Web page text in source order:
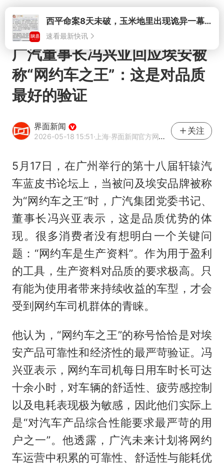
打开西平命案8天未破，玉米地里出现诡异一幕，我突然想起了欧金中
速看最新快讯
广汽董事长冯兴亚回应埃安被
称“网约车之王”：这是对品质
最好的验证
界面新闻
2026-05-18 15:51·上海·界面新闻官方网易号
关注
5月17日，在广州举行的第十八届轩辕汽
车蓝皮书论坛上，当被问及埃安品牌被称
为“网约车之王”时，广汽集团党委书记、
董事长冯兴亚表示，这是品质优势的体
现。很多消费者没有想明白一个关键问
题：“网约车是生产资料”。作为用于盈利
的工具，生产资料对品质的要求极高。只
有能为使用者带来持续收益的车型，才会
受到网约车司机群体的青睐。
他认为，“网约车之王”的称号恰恰是对埃
安产品可靠性和经济性的最严苛验证。冯
兴亚表示，网约车司机每日用车时长可达
十余小时，对车辆的舒适性、疲劳感控制
以及电耗表现极为敏感，因此他们实际上
是“对汽车产品综合性能要求最严苛的用
户之一”。他透露，广汽未来计划将网约
车运营中积累的可靠性、舒适性与能耗优